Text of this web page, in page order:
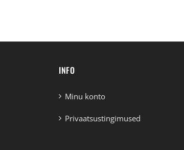
INFO
Minu konto
Privaatsustingimused